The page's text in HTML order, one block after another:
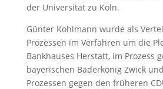
der Universität zu Köln.
Günter Kohlmann wurde als
Prozessen im Verfahren um die
Bankhauses Herstatt, im Prozess
bayerischen Bäderkönig Zwick
Prozessen gegen den früheren